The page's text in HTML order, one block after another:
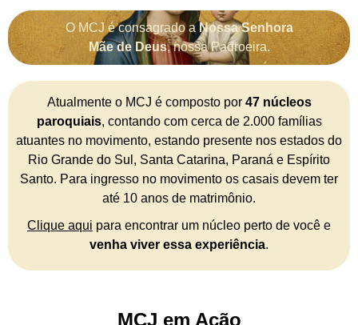
O MCJ é consagrado a Nossa Senhora
Mãe de Deus, nossa Padroeira.
Atualmente o MCJ é composto por 47 núcleos
paroquiais, contando com cerca de 2.000 famílias
atuantes no movimento, estando presente nos estados do
Rio Grande do Sul, Santa Catarina, Paraná e Espírito
Santo. Para ingresso no movimento os casais devem ter
até 10 anos de matrimônio.
Clique aqui para encontrar um núcleo perto de você e
venha viver essa experiência.
MCJ em Ação